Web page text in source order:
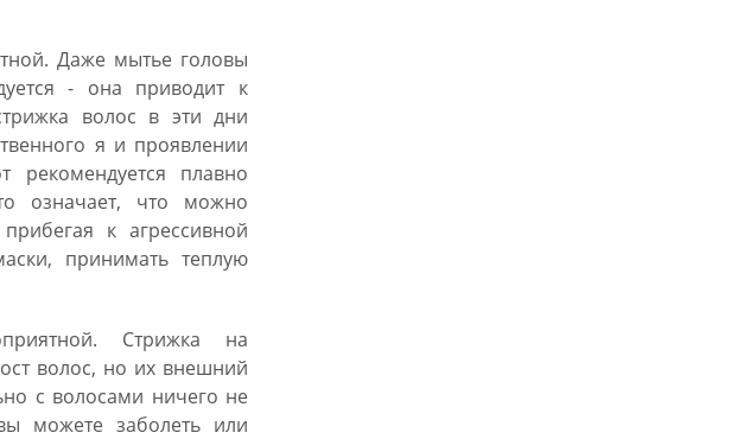
Даже мытье головы
- она приводит к
волос в эти дни
я и проявлении
рекомендуется плавно
означает, что можно
к агрессивной
принимать теплую
Стрижка на
волос, но их внешний
с волосами ничего не
можете заболеть или